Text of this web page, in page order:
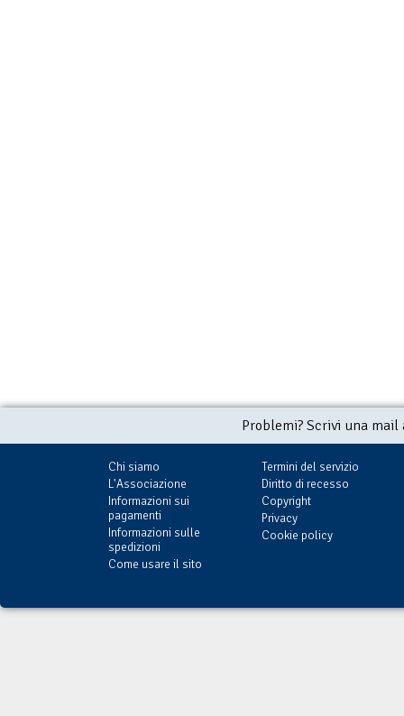
Problemi? Scrivi una
Chi siamo
L'Associazione
Informazioni sui
pagamenti
Informazioni sulle
spedizioni
Come usare il sito
Termini del servizio
Diritto di recesso
Copyright
Privacy
Cookie policy